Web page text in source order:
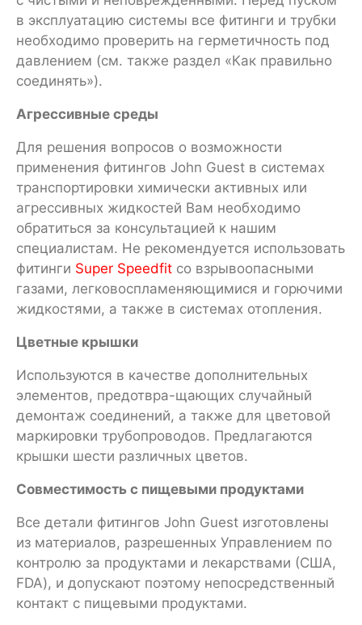
в эксплуатацию системы все фитинги и трубки
необходимо проверить на герметичность под
давлением (см. также раздел «Как правильно
соединять»).
Агрессивные среды
Для решения вопросов о возможности
применения фитингов John Guest в системах
транспортировки химически активных или
агрессивных жидкостей Вам необходимо
обратиться за консультацией к нашим
специалистам. Не рекомендуется использовать
фитинги Super Speedfit со взрывоопасными
газами, легковоспламеняющимися и горючими
жидкостями, а также в системах отопления.
Цветные крышки
Используются в качестве дополнительных
элементов, предотвра-щающих случайный
демонтаж соединений, а также для цветовой
маркировки трубопроводов. Предлагаются
крышки шести различных цветов.
Совместимость с пищевыми продуктами
Все детали фитингов John Guest изготовлены
из материалов, разрешенных Управлением по
контролю за продуктами и лекарствами (США,
FDA), и допускают поэтому непосредственный
контакт с пищевыми продуктами.